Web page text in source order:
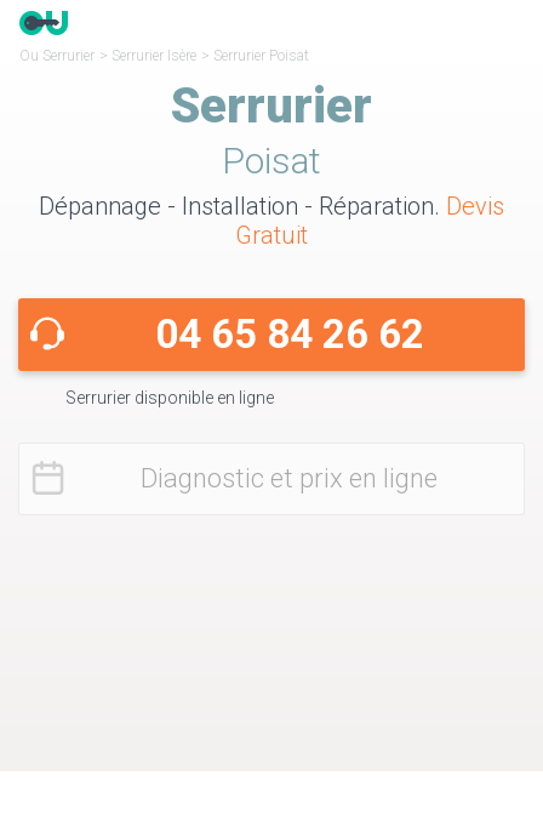
Ou Serrurier > Serrurier Isère > Serrurier Poisat
Serrurier
Poisat
Dépannage - Installation - Réparation. Devis
Gratuit
04 65 84 26 62
Serrurier disponible en ligne
Diagnostic et prix en ligne